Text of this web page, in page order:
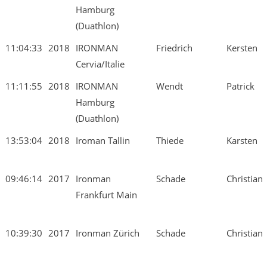
Hamburg
(Duathlon)
11:04:33 2018 IRONMAN
Cervia/Italie
Friedrich Kersten
11:11:55 2018 IRONMAN
Hamburg
(Duathlon)
Wendt Patrick
13:53:04 2018 Iroman Tallin Thiede Karsten
09:46:14 2017 Ironman
Frankfurt Main
Schade Christian
10:39:30 2017 Ironman Zürich Schade Christian